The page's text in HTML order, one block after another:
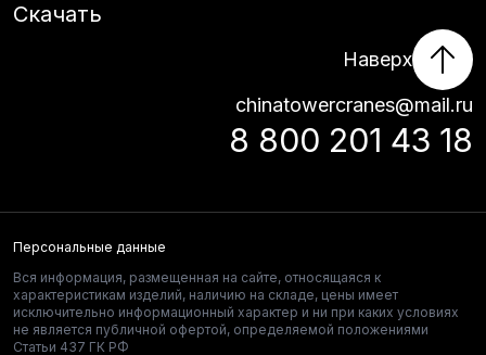
Скачать
Наверх
chinatowercranes@mail.ru
8 800 201 43 18
Персональные данные
Вся информация, размещенная на сайте, относящаяся к
характеристикам изделий, наличию на складе, цены имеет
исключительно информационный характер и ни при каких условиях
не является публичной офертой, определяемой положениями
Статьи 437 ГК РФ